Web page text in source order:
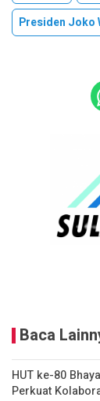
Presiden Joko
Baca
HUT ke-80
Perkuat